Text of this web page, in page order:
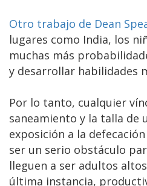
Otro trabajo de Dean
lugares como India, los
muchas más
y desarrollar habilidades
Por lo tanto, cualquier
saneamiento y la talla de
exposición a la
ser un serio obstáculo
lleguen a ser adultos
última instancia,